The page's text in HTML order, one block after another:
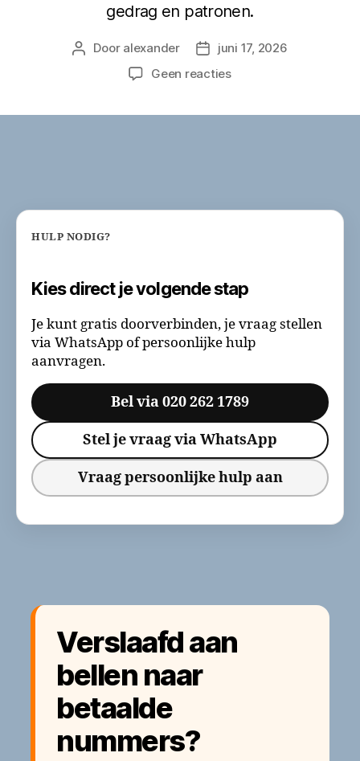
gedrag en patronen.
Berichtauteur
Door alexander Berichtdatum
juni 17, 2026
Geen reactiesop
het
HULP NODIG?
Kies direct je volgende stap
Je kunt gratis doorverbinden, je vraag stellen
via WhatsApp of persoonlijke hulp
aanvragen.
Bel via 020 262 1789
Stel je vraag via WhatsApp
Vraag persoonlijke hulp aan
Verslaafd aan
bellen naar
betaalde
nummers?